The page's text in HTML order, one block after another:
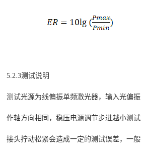
5.2.3测试说明
测试光源为线偏振单频激光器，输入光偏
作轴方向相同，稳压电源调节步进越小测试
接头拧动松紧会造成一定的测试误差，一